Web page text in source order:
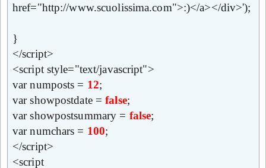
href="http://www.scuolissima.com">:)</a></div>');
}
</script>
<script style="text/javascript">
var numposts = 12;
var showpostdate =false;
var showpostsummary = false;
var numchars = 100;
</script>
<script